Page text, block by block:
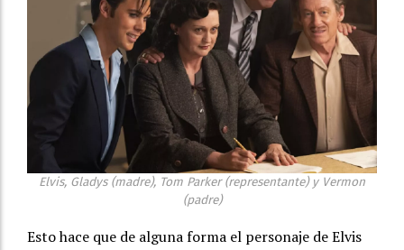
Elvis, Gladys (madre), Tom Parker (representante) y Vermon
(padre)
Esto hace que de alguna forma el personaje de Elvis